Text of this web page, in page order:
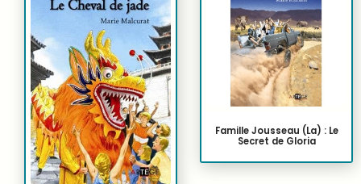
Famille Jousseau (La) : Le
Secret de Gloria